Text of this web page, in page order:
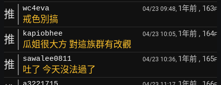
推 wc4eva 04/23 09:48, 1年前 , 163F
戒色別搞
推 kapiobhee 04/23 10:05, 1年前 , 164F
瓜姐很大方 對這族群有改觀
推 sawalee0811 04/23 10:36, 1年前 , 165F
吐了 今天沒法過了